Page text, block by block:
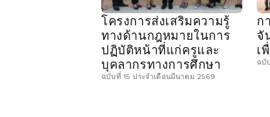
โครงการส่งเสริมความรู้
ทางด้านกฎหมายในการ
ปฏิบัติหน้าที่แก่ครูและ
บุคลากรทางการศึกษา
ฉบับที่ 15 ประจำเดือนมีนาคม 2569
ก
จั
เ
ฉบั